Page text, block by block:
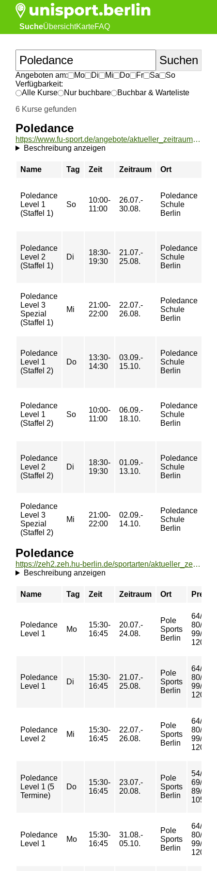
SucheÜbersichtKarteFAQ
Angeboten am: Mo Di Mi Do Fr Sa
So
Verfügbarkeit:
Alle Kurse
Nur buchbare
Buchbar & Warteliste
6 Kurse gefunden
Poledance
https://www.fu-sport.de/angebote/aktueller_zeitraum/_Poledance.html
Beschreibung anzeigen
Name Tag Zeit Zeitraum Ort
Poledance
Level 1
(Staffel 1)
So
10:00-
11:00
26.07.-
30.08.
Poledance
Schule
Berlin
Poledance
Level 2
(Staffel 1)
Di
18:30-
19:30
21.07.-
25.08.
Poledance
Schule
Berlin
Poledance
Level 3
Spezial
(Staffel 1)
Mi
21:00-
22:00
22.07.-
26.08.
Poledance
Schule
Berlin
Poledance
Level 1
(Staffel 2)
Do
13:30-
14:30
03.09.-
15.10.
Poledance
Schule
Berlin
Poledance
Level 1
(Staffel 2)
So
10:00-
11:00
06.09.-
18.10.
Poledance
Schule
Berlin
Poledance
Level 2
(Staffel 2)
Di
18:30-
19:30
01.09.-
13.10.
Poledance
Schule
Berlin
Poledance
Level 3
Spezial
(Staffel 2)
Mi
21:00-
22:00
02.09.-
14.10.
Poledance
Schule
Berlin
Poledance
https://zeh2.zeh.hu-berlin.de/sportarten/aktueller_zeitraum/_Poledance.html
Beschreibung anzeigen
Name Tag Zeit Zeitraum Ort Preis
Poledance
Level 1
Mo
15:30-
16:45
20.07.-
24.08.
Pole
Sports
Berlin
64/
80/
99/
120 €
Poledance
Level 1
Di
15:30-
16:45
21.07.-
25.08.
Pole
Sports
Berlin
64/
80/
99/
120 €
Poledance
Level 2
Mi
15:30-
16:45
22.07.-
26.08.
Pole
Sports
Berlin
64/
80/
99/
120 €
Poledance
Level 1 (5
Termine)
Do
15:30-
16:45
23.07.-
20.08.
Pole
Sports
Berlin
54/
69/
89/
105 €
Poledance
Level 1
Mo
15:30-
16:45
31.08.-
05.10.
Pole
Sports
Berlin
64/
80/
99/
120 €